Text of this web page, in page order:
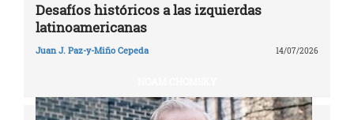
Desafíos históricos a las izquierdas
latinoamericanas
Juan J. Paz-y-Miño Cepeda 14/07/2026